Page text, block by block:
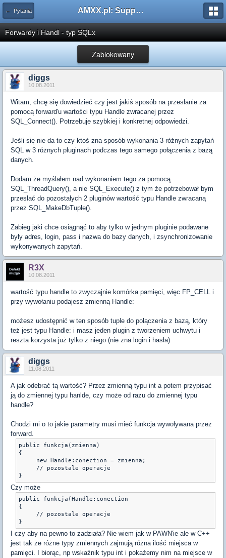
← Pytania AMXX.pl: Support AMX Mod X i SourceMod
Forwardy i Handl - typ SQLx
Zablokowany
diggs
10.08.2011
Witam, chcę się dowiedzieć czy jest jakiś sposób na przesłanie za
pomocą forward'u wartości typu Handle zwracanej przez
SQL_Connect(). Potrzebuje szybkiej i konkretnej odpowiedzi.
Jeśli się nie da to czy ktoś zna sposób wykonania 3 różnych zapytań
SQL w 3 różnych pluginach podczas tego samego połączenia z bazą
danych.
Dodam że myślałem nad wykonaniem tego za pomocą
SQL_ThreadQuery(), a nie SQL_Execute() z tym że potrzebował bym
przesłać do pozostałych 2 pluginów wartość typu Handle zwracaną
przez SQL_MakeDbTuple().
Zabieg jaki chce osiągnąć to aby tylko w jednym pluginie podawane
były adres, login, pass i nazwa do bazy danych, i zsynchronizowanie
wykonywanych zapytań.
R3X
10.08.2011
wartość typu handle to zwyczajnie komórka pamięci, więc FP_CELL i
przy wywołaniu podajesz zmienną Handle:
możesz udostępnić w ten sposób tuple do połączenia z bazą, który
też jest typu Handle: i masz jeden plugin z tworzeniem uchwytu i
reszta korzysta już tylko z niego (nie zna login i hasła)
diggs
11.08.2011
A jak odebrać tą wartość? Przez zmienną typu int a potem przypisać
ją do zmiennej typu hanlde, czy może od razu do zmiennej typu
handle?
Chodzi mi o to jakie parametry musi mieć funkcja wywoływana przez
forward.
public funkcja(zmienna)
{
     new Handle:conection = zmienna;
     // pozostale operacje
}
Czy może
public funkcja(Handle:conection
{
     // pozostale operacje
}
I czy aby na pewno to zadziała? Nie wiem jak w PAWN'ie ale w C++
jest tak że różne typy zmiennych zajmują różna ilość miejsca w
pamięci. I biorąc, np wskaźnik typu int i pokażemy nim na miejsce w